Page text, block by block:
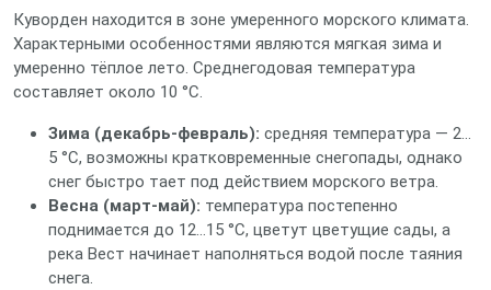
Куворден находится в зоне умеренного морского климата.
Характерными особенностями являются мягкая зима и
умеренно тёплое лето. Среднегодовая температура
составляет около 10 °C.
Зима (декабрь‑февраль): средняя температура — 2…
5 °C, возможны кратковременные снегопады, однако
снег быстро тает под действием морского ветра.
Весна (март‑май): температура постепенно
поднимается до 12…15 °C, цветут цветущие сады, а
река Вест начинает наполняться водой после таяния
снега.